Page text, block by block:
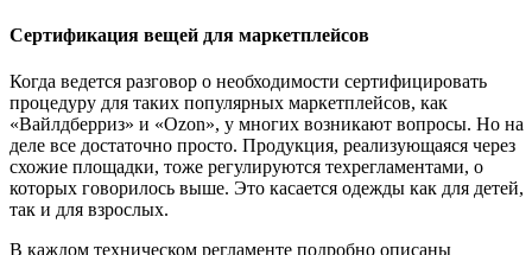
Сертификация вещей для маркетплейсов
Когда ведется разговор о необходимости сертифицировать
процедуру для таких популярных маркетплейсов, как
«Вайлдберриз» и «Ozon», у многих возникают вопросы. Но на
деле все достаточно просто. Продукция, реализующаяся через
схожие площадки, тоже регулируются техрегламентами, о
которых говорилось выше. Это касается одежды как для детей,
так и для взрослых.
В каждом техническом регламенте подробно описаны